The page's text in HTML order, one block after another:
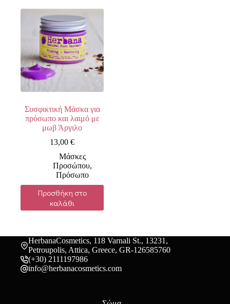
Συσφικτική Μάσκα για
πρόσωπο και λαιμό με
μωβ Άργιλο
13,00€
Μάσκες
Προσώπου,
Πρόσωπο
Προσθήκη στο
καλάθι
HerbanaCosmetics, 118 Varnali St., 13231,
Petroupolis, Attica, Greece, GR-126585760
(+30) 2111197986
info@herbanacosmetics.com